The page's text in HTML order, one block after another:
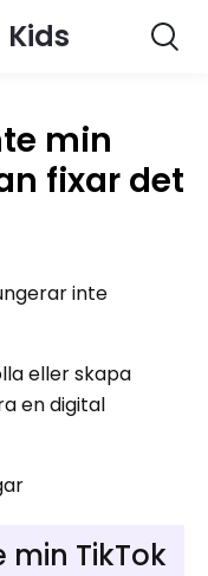
Kids
min
fixar det
inte
eller skapa
en digital
TikTok